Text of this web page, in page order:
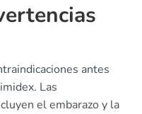
antes
Las
el embarazo y la